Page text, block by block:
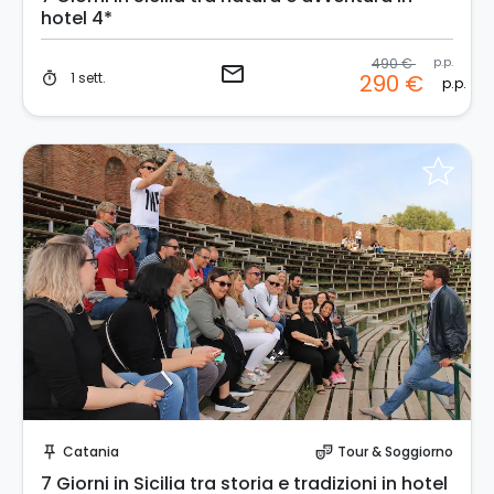
hotel 4*
timer 1 sett. email 490 € p.p.
290 € p.p.
push_pin Catania theater_comedy Tour & Soggiorno
7 Giorni in Sicilia tra storia e tradizioni in hotel